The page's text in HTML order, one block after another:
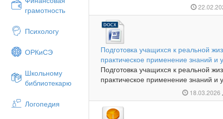
грамотность
Психологу
ОРКиСЭ
Школьному
библиотекарю
Логопедия
Подготовка учащихся к реальной
практическое применение знаний и
Подготовка учащихся к реальной
практическое применение знаний и
18.03.2026